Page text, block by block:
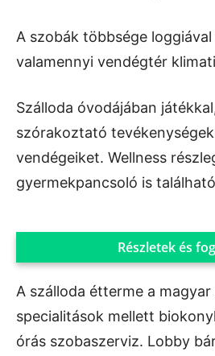
A szobák többsége
valamennyi vendégtér
Szálloda óvodájában
szórakoztató
vendégeiket. Wellness
gyermekpancsoló is
Részletek és
A szálloda étterme a
specialitások mellett
órás szobaszerviz. Lobby